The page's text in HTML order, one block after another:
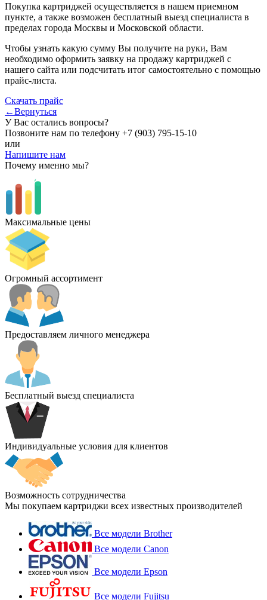
Покупка картриджей осуществляется в нашем приемном
пункте, а также возможен бесплатный выезд специалиста в
пределах города Москвы и Московской области.
Чтобы узнать какую сумму Вы получите на руки, Вам
необходимо оформить заявку на продажу картриджей с
нашего сайта или подсчитать итог самостоятельно с помощью
прайс-листа.
Скачать прайс
←Вернуться
У Вас остались вопросы?
Позвоните нам по телефону +7 (903) 795-15-10
или
Напишите нам
Почему именно мы?
Максимальные цены
Огромный ассортимент
Предоставляем личного менеджера
Бесплатный выезд специалиста
Индивидуальные условия для клиентов
Возможность сотрудничества
Мы покупаем картриджи всех известных производителей
Все модели Brother
Все модели Canon
Все модели Epson
Все модели Fujitsu